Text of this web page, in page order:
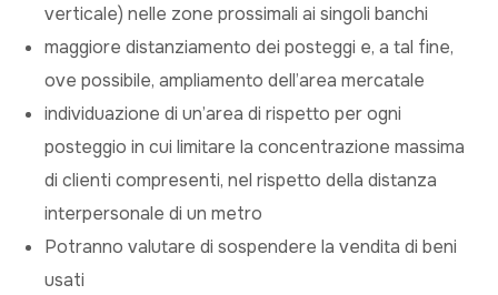
verticale) nelle zone prossimali ai singoli banchi
maggiore distanziamento dei posteggi e, a tal fine,
ove possibile, ampliamento dell’area mercatale
individuazione di un’area di rispetto per ogni
posteggio in cui limitare la concentrazione massima
di clienti compresenti, nel rispetto della distanza
interpersonale di un metro
Potranno valutare di sospendere la vendita di beni
usati